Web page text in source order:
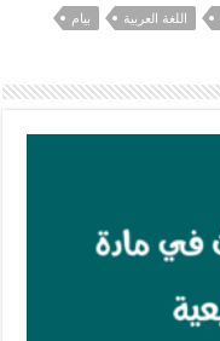
اللغة العربية بيام